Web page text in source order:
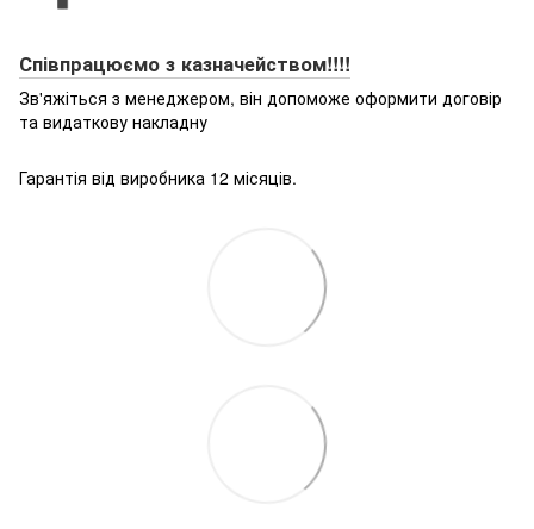
Співпрацюємо з казначейством!!!!
Зв'яжіться з менеджером, він допоможе оформити договір
та видаткову накладну
Гарантія від виробника 12 місяців.